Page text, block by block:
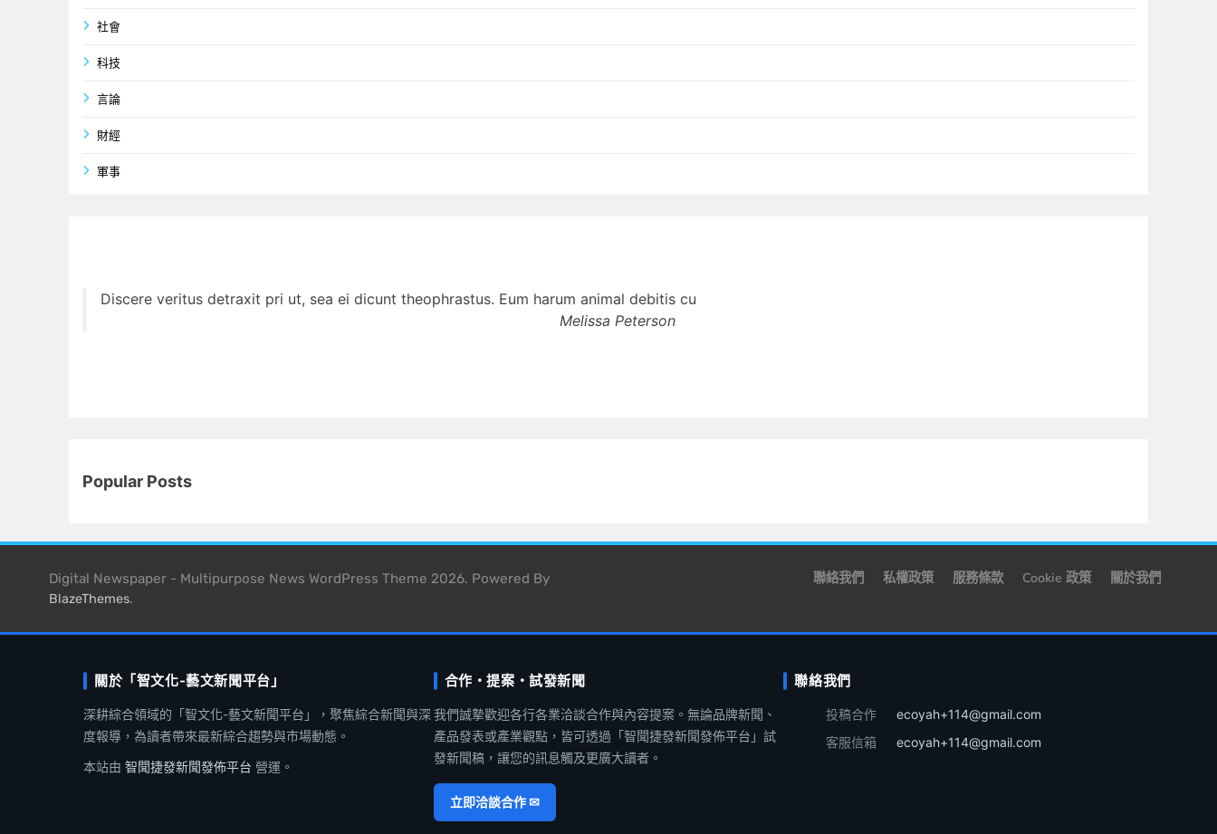
社會
科技
言論
財經
軍事
Discere veritus detraxit pri ut, sea ei dicunt theophrastus. Eum harum animal debitis cu
Melissa Peterson
Popular Posts
Digital Newspaper - Multipurpose News WordPress Theme 2026. Powered By
BlazeThemes.
聯絡我們 私權政策 服務條款 Cookie 政策 關於我們
關於「智文化-藝文新聞平台」
深耕綜合領域的「智文化-藝文新聞平台」，聚焦綜合新聞與深
度報導，為讀者帶來最新綜合趨勢與市場動態。
本站由 智聞捷發新聞發佈平台 營運。
合作・提案・試發新聞
我們誠摯歡迎各行各業洽談合作與內容提案。無論品牌新聞、
產品發表或產業觀點，皆可透過「智聞捷發新聞發佈平台」試
發新聞稿，讓您的訊息觸及更廣大讀者。
立即洽談合作 ✉
聯絡我們
投稿合作
ecoyah+114@gmail.com
客服信箱
ecoyah+114@gmail.com